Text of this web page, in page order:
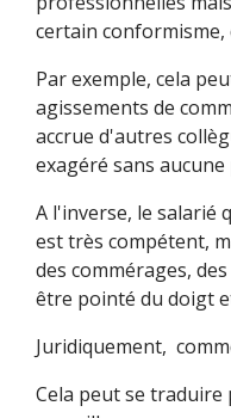
certain conformisme,
Par exemple, cela
agissements de
accrue d'autres
exagéré sans
A l'inverse, le salarié
est très compétent,
des commérages,
être pointé du doigt
Juridiquement,
Cela peut se traduire